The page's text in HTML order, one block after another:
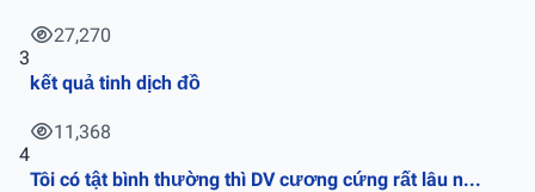
27,270
3
kết quả tinh dịch đồ
11,368
4
Tôi có tật bình thường thì DV cương cứng rất lâu n...